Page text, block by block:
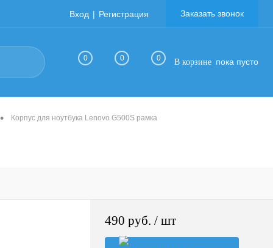
Вход Регистрация Заказать звонок
0 0 0 В корзине пока пусто
• Корпус для ноутбука Lenovo G500S рамка
490 руб. / шт